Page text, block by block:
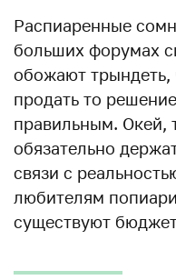
Распиаренные
больших форумах
обожают трындеть,
продать то
правильным. Окей,
обязательно
связи с
любителям
существуют